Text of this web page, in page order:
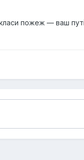
пожеж — ваш